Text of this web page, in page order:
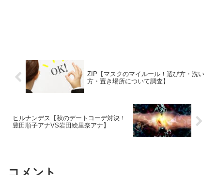
ZIP【マスクのマイルール！選び方・洗い
方・置き場所について調査】
ヒルナンデス【秋のデートコーデ対決！
豊田順子アナVS岩田絵里奈アナ】